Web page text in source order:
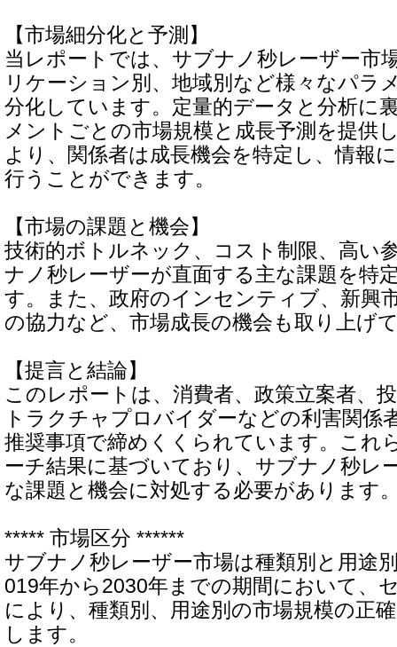
【市場細分化と予測】
当レポートでは、サブナノ秒レーザー市
リケーション別、地域別など様々なパラ
分化しています。定量的データと分析に
メントごとの市場規模と成長予測を提供
より、関係者は成長機会を特定し、情報
行うことができます。
【市場の課題と機会】
技術的ボトルネック、コスト制限、高い
ナノ秒レーザーが直面する主な課題を特
す。また、政府のインセンティブ、新興
の協力など、市場成長の機会も取り上げ
【提言と結論】
このレポートは、消費者、政策立案者、
トラクチャプロバイダーなどの利害関係
推奨事項で締めくくられています。これ
ーチ結果に基づいており、サブナノ秒レ
な課題と機会に対処する必要があります
***** 市場区分 ******
サブナノ秒レーザー市場は種類別と用途
019年から2030年までの期間において、
により、種類別、用途別の市場規模の正
します。